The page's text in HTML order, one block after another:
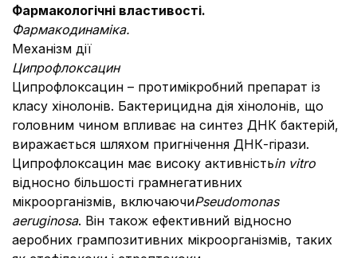
Фармакологічні властивості.
Фармакодинаміка.
Механізм дії
Ципрофлоксацин
Ципрофлоксацин – протимікробний препарат із
класу хінолонів. Бактерицидна дія хінолонів, що
головним чином впливає на синтез ДНК бактерій,
виражається шляхом пригнічення ДНК-гірази.
Ципрофлоксацин має високу активністьin vitro
відносно більшості грамнегативних
мікроорганізмів, включаючиPseudomonas
aeruginosa. Він також ефективний відносно
аеробних грампозитивних мікроорганізмів, таких